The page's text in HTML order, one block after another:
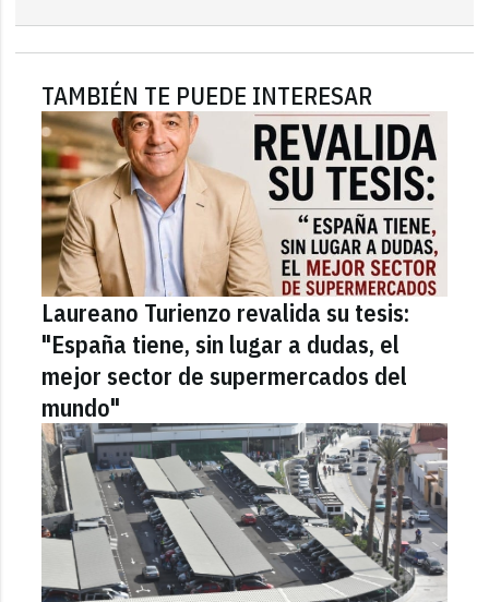
TAMBIÉN TE PUEDE INTERESAR
Laureano Turienzo revalida su tesis:
"España tiene, sin lugar a dudas, el
mejor sector de supermercados del
mundo"